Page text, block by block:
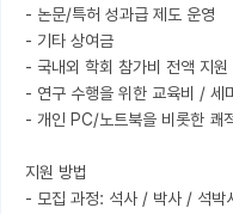
- 논문/특허 성과급 제도 운영
- 기타 상여금
- 국내외 학회 참가비 전액 지원
- 연구 수행을 위한 교육비 / 세
- 개인 PC/노트북을 비롯한 쾌
지원 방법
- 모집 과정: 석사 / 박사 / 석박